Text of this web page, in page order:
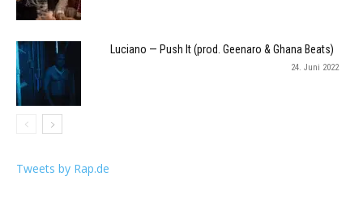
Luciano — Push It (prod. Geenaro & Ghana Beats)
24. Juni 2022
Tweets by Rap.de